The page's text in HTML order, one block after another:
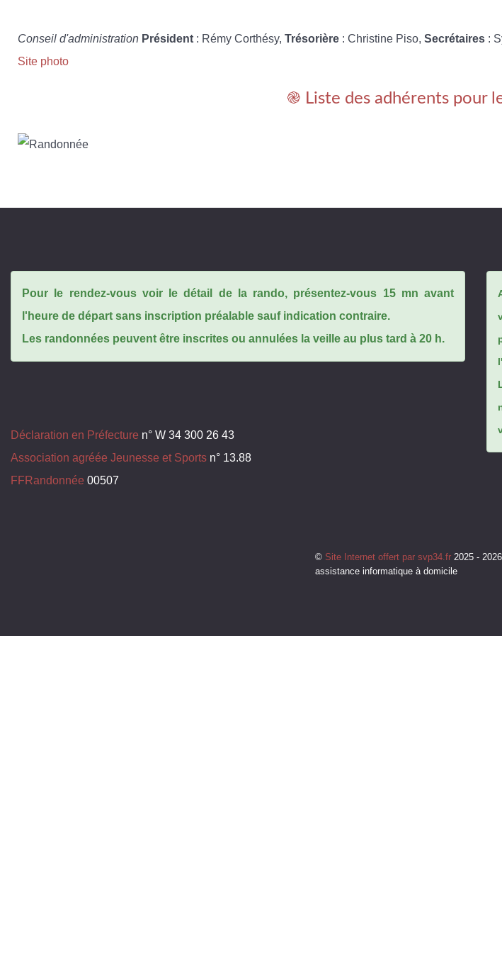
Conseil d'administration Président : Rémy Corthésy, Trésorière : Christine Piso, Secrétaires :
Site photo
֎ Liste des adhérents pour
Pour le rendez-vous voir le détail de la rando, présentez-vous 15 mn avant
l'heure de départ sans inscription préalable sauf indication contraire.
Les randonnées peuvent être inscrites ou annulées la veille au plus tard à 20 h.
Déclaration en Préfecture n° W 34 300 26 43
Association agréée Jeunesse et Sports n° 13.88
FFRandonnée 00507
© Site Internet offert par svp34.fr 2025 - 2026
assistance informatique à domicile